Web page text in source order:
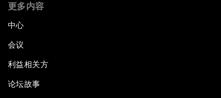
更多内容
中心
会议
利益相关方
论坛故事